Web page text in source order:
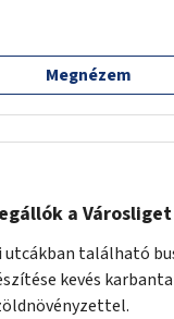
Megnézem
a
utcákban található
kevés